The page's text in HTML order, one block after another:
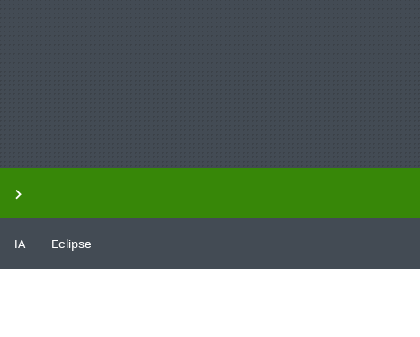
IA Eclipse